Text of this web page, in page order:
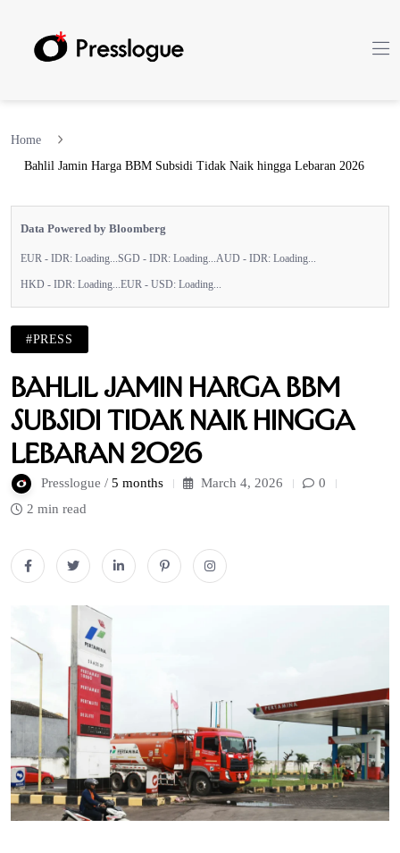
Home
Bahlil Jamin Harga BBM Subsidi Tidak Naik hingga Lebaran 2026
Data Powered by Bloomberg
EUR - IDR: Loading... SGD - IDR: Loading... AUD - IDR: Loading...
HKD - IDR: Loading... EUR - USD: Loading...
#PRESS
Bahlil Jamin Harga BBM
Subsidi Tidak Naik hingga
Lebaran 2026
Presslogue / 5 months March 4, 2026
0
2 min read